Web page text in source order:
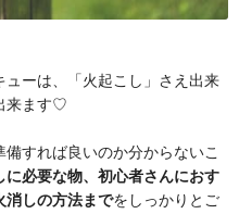
ーは、「火起こし」さえ出来
来ます♡
すれば良いのか分からないこ
に必要な物、初心者さんにおす
消しの方法までをしっかりとご